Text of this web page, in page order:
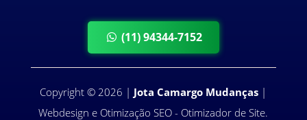
(11) 94344-7152
Copyright© 2026 | Jota Camargo Mudanças |
Webdesign e Otimização SEO - Otimizador de Site.